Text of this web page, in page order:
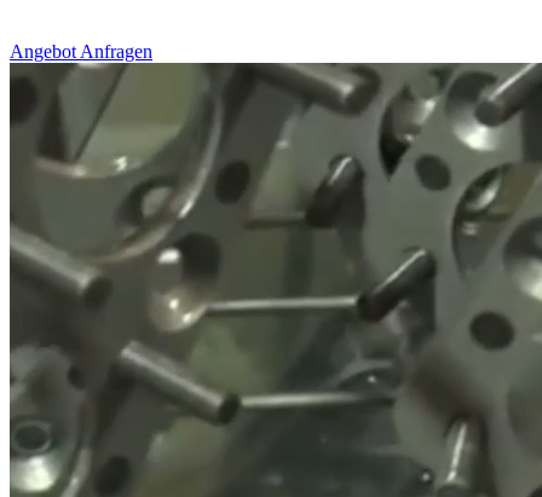
Angebot Anfragen